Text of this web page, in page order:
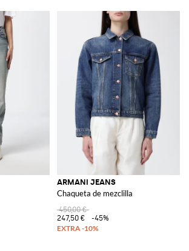
ARMANI JEANS
Chaqueta de mezclilla
450,00 €
247,50 €
-45%